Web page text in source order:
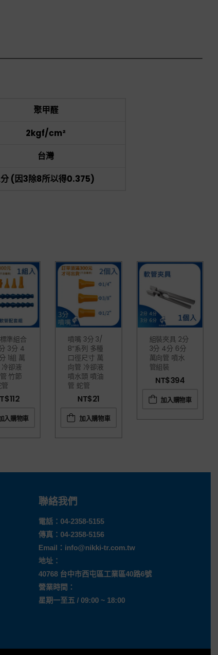
聚甲醛
2kgf/cm²
台灣
(因3除8所以得0.375)
準組合
3分 4
1組 萬
卻液
竹節
112
入購物車
噴嘴 3分 3/
8″系列 多種
口徑尺寸 萬
向管 冷卻液
噴水頭 噴油
管 蛇管
NT$21
加入購物車
組裝夾具 2分
3分 4分 6分
萬向管 噴水
管組裝
NT$394
加入購物車
聯絡我們
電話： 04-2358-5155
傳真：04-2358-5156
Email： info@nikki-tr.com.tw
地址：
40768 台中市西屯區工業區40路6號
營業時間：
星期一至五 / 09:00 ~ 18:00